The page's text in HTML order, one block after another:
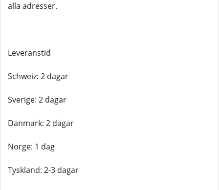
alla adresser.
Leveranstid
Schweiz: 2 dagar
Sverige: 2 dagar
Danmark: 2 dagar
Norge: 1 dag
Tyskland: 2-3 dagar